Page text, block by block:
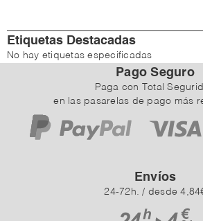
Etiquetas Destacadas
No hay etiquetas especificadas
Pago Seguro
Paga con Total
en las pasarelas de pago más
Envíos
24-72h. / desde